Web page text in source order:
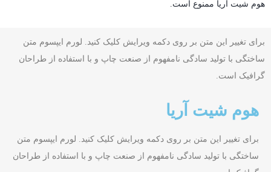
هوم شیت آریا ممنوع است.
برای تغییر این متن بر روی دکمه ویرایش کلیک کنید. لورم ایپسوم متن
ساختگی با تولید سادگی نامفهوم از صنعت چاپ و با استفاده از طراحان
گرافیک است.
هوم شیت آریا
برای تغییر این متن بر روی دکمه ویرایش کلیک کنید. لورم ایپسوم متن
ساختگی با تولید سادگی نامفهوم از صنعت چاپ و با استفاده از طراحان